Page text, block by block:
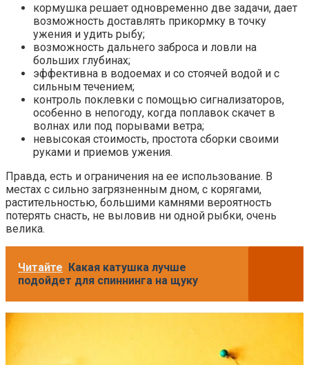
кормушка решает одновременно две задачи, дает
возможность доставлять прикормку в точку
ужения и удить рыбу;
возможность дальнего заброса и ловли на
больших глубинах;
эффективна в водоемах и со стоячей водой и с
сильным течением;
контроль поклевки с помощью сигнализаторов,
особенно в непогоду, когда поплавок скачет в
волнах или под порывами ветра;
невысокая стоимость, простота сборки своими
руками и приемов ужения.
Правда, есть и ограничения на ее использование. В
местах с сильно загрязненным дном, с корягами,
растительностью, большими камнями вероятность
потерять снасть, не выловив ни одной рыбки, очень
велика.
Читайте Какая катушка лучше
подойдет для спиннинга на щуку